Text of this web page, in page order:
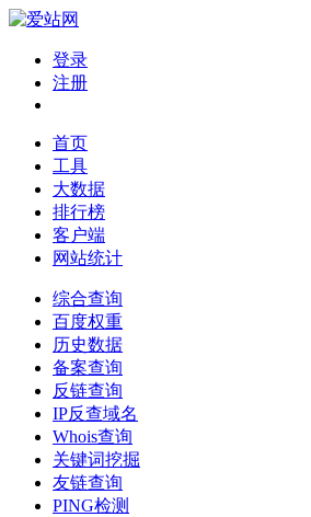
登录
注册
首页
工具
大数据
排行榜
客户端
网站统计
综合查询
百度权重
历史数据
备案查询
反链查询
IP反查域名
Whois查询
关键词挖掘
友链查询
PING检测